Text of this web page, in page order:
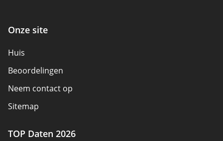
Onze site
Huis
Beoordelingen
Neem contact op
Sitemap
TOP Daten 2026